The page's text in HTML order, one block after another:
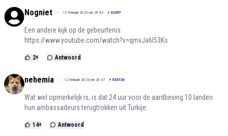
Nogniet 12 februari 2023 om 20:42 + 32497
Een andere kijk op de gebeurtenis.
https://www.youtube.com/watch?v=qmvJa6l53Ks
2+ Antwoord
nehemia 12 februari 2023 om 20:37 + 535726
Wat wel opmerkelijk is, is dat 24 uur voor de aardbeving 10 landen
hun ambassadeurs terugtrokken uit Turkije.
14+ Antwoord